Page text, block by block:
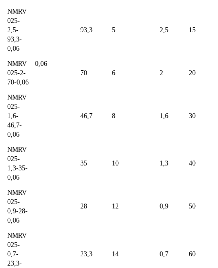
0,06
NMRV
025-
2,5-
93,3-
0,06
93,3 5 2,5 15
NMRV
025-2-
70-0,06
70 6 2 20
NMRV
025-
1,6-
46,7-
0,06
46,7 8 1,6 30
NMRV
025-
1,3-35-
0,06
35 10 1,3 40
NMRV
025-
0,9-28-
0,06
28 12 0,9 50
NMRV
025-
0,7-
23,3-
23,3 14 0,7 60